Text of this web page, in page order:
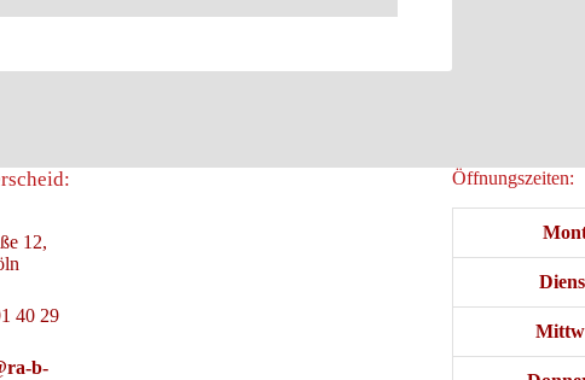
12,
40 29
b-
Öffnungszeiten: